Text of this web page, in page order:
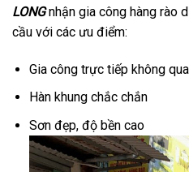
LONGnhận gia công hàng rào
cầu với các ưu điểm:
Gia công trực tiếp không
Hàn khung chắc chắn
Sơn đẹp, độ bền cao